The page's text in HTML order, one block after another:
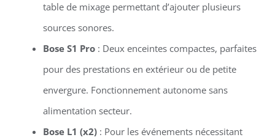
table de mixage permettant d’ajouter plusieurs
sources sonores.
Bose S1 Pro: Deux enceintes compactes, parfaites
pour des prestations en extérieur ou de petite
envergure. Fonctionnement autonome sans
alimentation secteur.
Bose L1 (x2): Pour les événements nécessitant